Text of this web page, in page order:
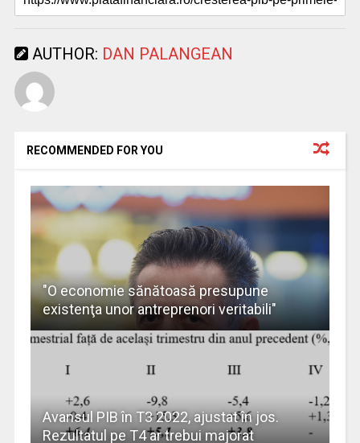
AUTHOR: DAN PALANGEAN
RECOMMENDED FOR YOU
"O economie sănătoasă presupune
existenţa unor antreprenori veritabili"
Avansul PIB în T3 2022, ajustat în jos.
Rezultatul pe T4 ar trebui majorat